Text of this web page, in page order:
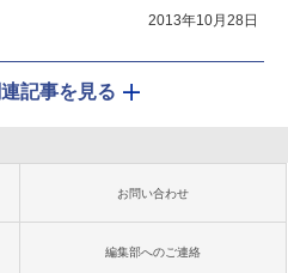
2013年10月28日
記事を見る
お問い合わせ
編集部へのご連絡